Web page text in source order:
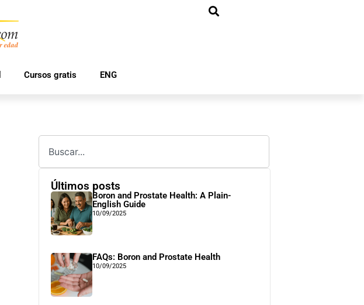
Cursos gratis ENG
Últimos posts
Boron and Prostate Health: A Plain-
English Guide
10/09/2025
FAQs: Boron and Prostate Health
10/09/2025